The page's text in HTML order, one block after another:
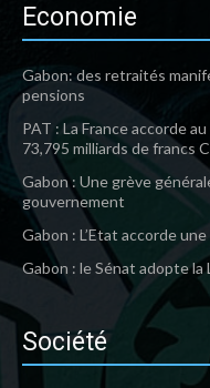
Economie
Gabon: des retraités
pensions
PAT : La France accorde
73,795 milliards de francs
Gabon : Une grève
gouvernement
Gabon : L’Etat accorde
Gabon : le Sénat adopte
Société